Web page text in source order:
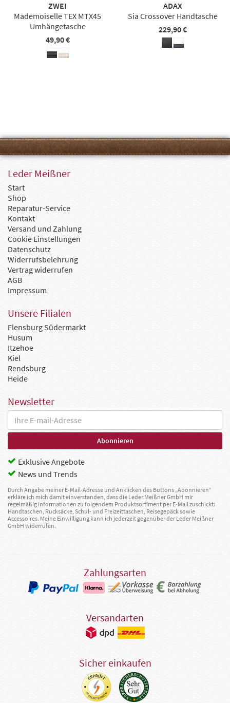
ZWEI
Mademoiselle TEX MTX45
Umhängetasche
49,90 €
ADAX
Sia Crossover Handtasche
229,90 €
Leder Meißner
Start
Shop
Reparatur-Service
Kontakt
Versand und Zahlung
Cookie Einstellungen
Datenschutz
Widerrufsbelehrung
Vertrag widerrufen
AGB
Impressum
Unsere Filialen
Flensburg Südermarkt
Husum
Itzehoe
Kiel
Rendsburg
Heide
Newsletter
Exklusive Angebote
News und Trends
Durch Angabe meiner E-Mail-Adresse und Anklicken des Buttons „Abonnieren“
erkläre ich mich damit einverstanden, dass die Leder Meißner GmbH mir
regelmäßig Informationen zu folgendem Produktsortiment per E-Mail zuschickt:
Handtaschen, Rucksäcke, Schul- und Freizeittaschen, Reisegepäck sowie
Accessoires. Meine Einwilligung kann ich jederzeit gegenüber der Leder Meißner
GmbH widerrufen.
Zahlungsarten
Versandarten
Sicher einkaufen